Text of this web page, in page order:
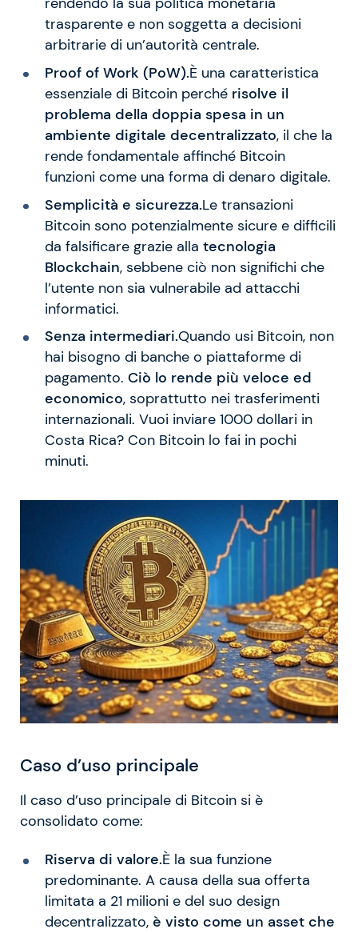
trasparente e non soggetta a decisioni
arbitrarie di un’autorità centrale.
Proof of Work (PoW).È una caratteristica
essenziale di Bitcoin perché risolve il
problema della doppia spesa in un
ambiente digitale decentralizzato, il che la
rende fondamentale affinché Bitcoin
funzioni come una forma di denaro digitale.
Semplicità e sicurezza.Le transazioni
Bitcoin sono potenzialmente sicure e difficili
da falsificare grazie alla tecnologia
Blockchain, sebbene ciò non significhi che
l’utente non sia vulnerabile ad attacchi
informatici.
Senza intermediari.Quando usi Bitcoin, non
hai bisogno di banche o piattaforme di
pagamento. Ciò lo rende più veloce ed
economico, soprattutto nei trasferimenti
internazionali. Vuoi inviare 1000 dollari in
Costa Rica? Con Bitcoin lo fai in pochi
minuti.
Caso d’uso principale
Il caso d’uso principale di Bitcoin si è
consolidato come:
Riserva di valore.È la sua funzione
predominante. A causa della sua offerta
limitata a 21 milioni e del suo design
decentralizzato, è visto come un asset che